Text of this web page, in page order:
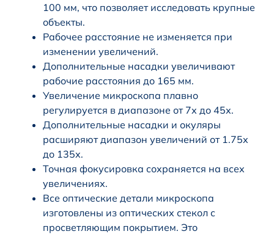
100 мм, что позволяет исследовать крупные
объекты.
Рабочее расстояние не изменяется при
изменении увеличений.
Дополнительные насадки увеличивают
рабочие расстояния до 165 мм.
Увеличение микроскопа плавно
регулируется в диапазоне от 7х до 45х.
Дополнительные насадки и окуляры
расширяют диапазон увеличений от 1.75х
до 135х.
Точная фокусировка сохраняется на всех
увеличениях.
Все оптические детали микроскопа
изготовлены из оптических стекол с
просветляющим покрытием. Это